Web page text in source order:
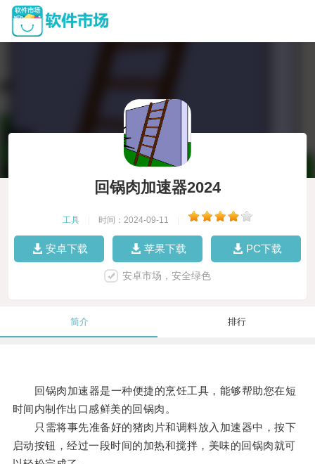
回锅肉加速器2024
工具 时间：2024-09-11
安卓下载 苹果下载 PC下载
安卓市场，安全绿色
简介 排行
回锅肉加速器是一种便捷的烹饪工具，能够帮助您在短
时间内制作出口感鲜美的回锅肉。
只需将事先准备好的猪肉片和调料放入加速器中，按下
启动按钮，经过一段时间的加热和搅拌，美味的回锅肉就可